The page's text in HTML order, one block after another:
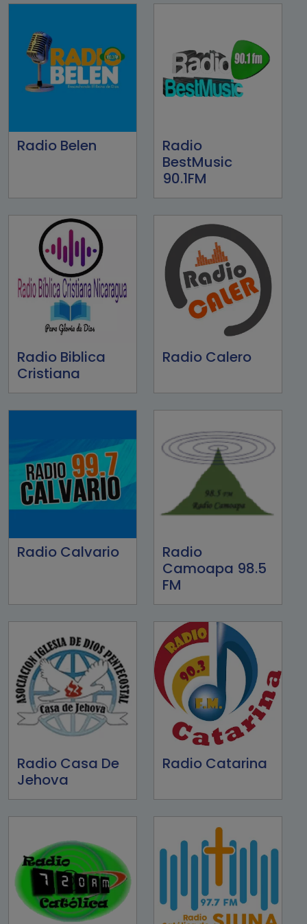
Radio Belen
Radio
BestMusic
90.1FM
Radio Biblica
Cristiana
Radio Calero
Radio Calvario
Radio
Camoapa 98.5
FM
Radio Casa De
Jehova
Radio Catarina